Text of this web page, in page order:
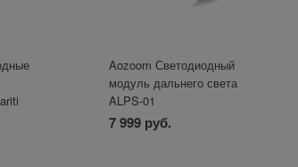
Aozoom Светодиодный
модуль дальнего света
ALPS-01
7 999 руб.